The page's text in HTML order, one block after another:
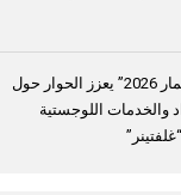
“منتدى الشارقة للاستثمار 2026” يعزز الحوار حول
والخدمات اللوجستية